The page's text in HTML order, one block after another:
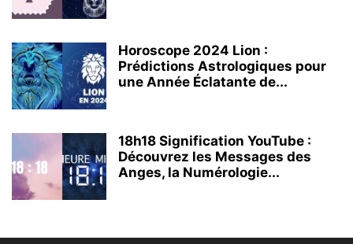
Horoscope 2024 Lion :
Prédictions Astrologiques pour
une Année Éclatante de...
18h18 Signification YouTube :
Découvrez les Messages des
Anges, la Numérologie...